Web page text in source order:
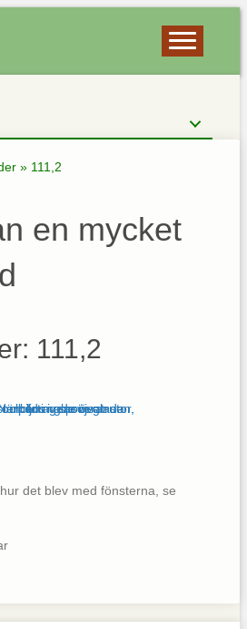
» 111,2
en mycket
111,2
det blev med fönsterna, se